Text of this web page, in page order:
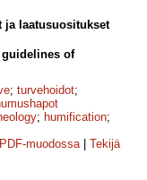
ja laatusuositukset
of
; turvehoidot;
; humification;
muodossa| Tekijä